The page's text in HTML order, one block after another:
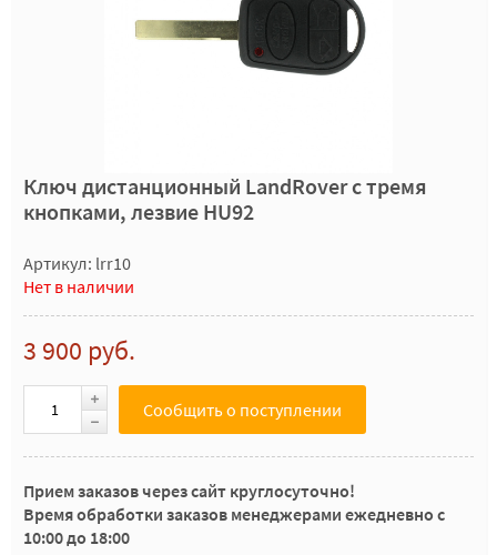
Ключ дистанционный LandRover с тремя
кнопками, лезвие HU92
Артикул: lrr10
Нет в наличии
3 900 руб.
Сообщить о поступлении
Прием заказов через сайт круглосуточно!
Время обработки заказов менеджерами ежедневно с
10:00 до 18:00